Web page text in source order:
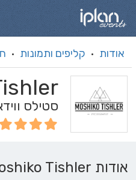
אודות · קליפים ותמונות ·
סטילס
אודות Moshiko Tishler